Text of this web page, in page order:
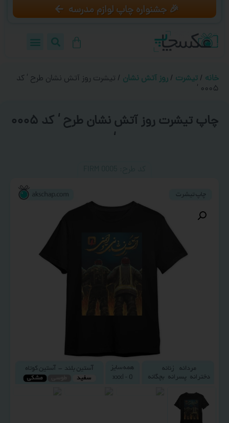
🎉 جشنواره چاپ لوازم مدرسه
خانه / تیشرت / روز آتش نشان / تیشرت روز آتش نشان طرح ‘ کد
۰۰۰۵ ‘
چاپ تیشرت روز آتش نشان طرح ‘ کد ۰۰۰۵
‘